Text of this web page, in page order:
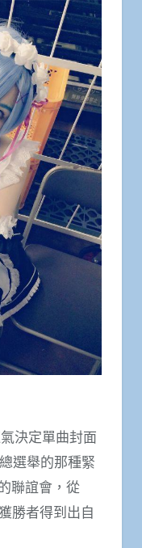
決定單曲封面
選舉的那種緊
聯誼會，從
勝者得到出自